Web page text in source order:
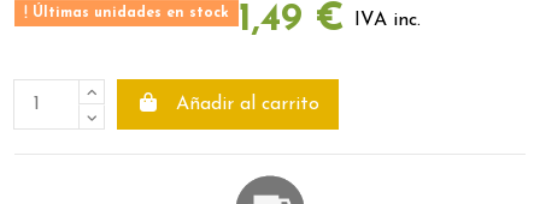
Últimas unidades en stock 1,49 € IVA inc.
Añadir al carrito